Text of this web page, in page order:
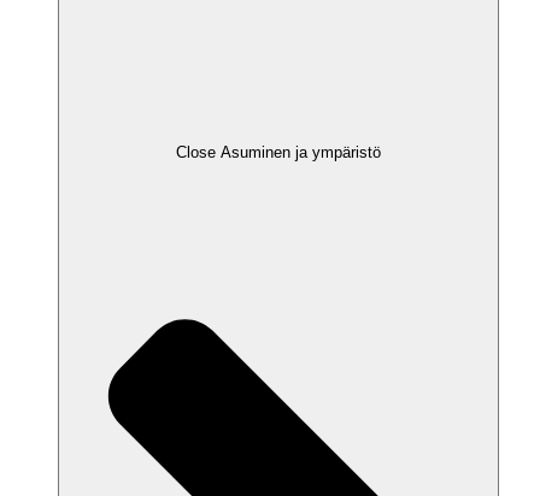
Close Asuminen ja ympäristö